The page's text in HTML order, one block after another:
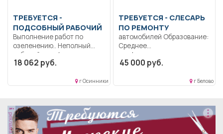
ТРЕБУЕТСЯ -
ПОДСОБНЫЙ РАБОЧИЙ
Выполнение работ по
озеленению.. Неполный
рабочий день/неполная
рабочая неделя..
18 062 руб.
г Осинники
ТРЕБУЕТСЯ - СЛЕСАРЬ
ПО РЕМОНТУ
автомобилей Образование:
Среднее
профессиональное
образование.. Ремонт
45 000 руб.
г Белово
реклама